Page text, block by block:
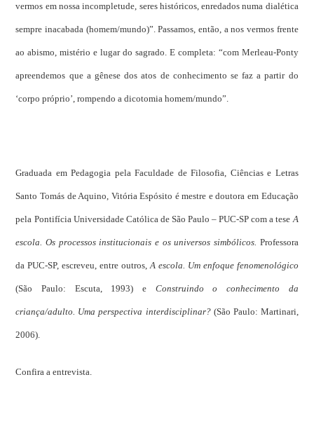
vermos em nossa incompletude, seres históricos, enredados numa dialética
sempre inacabada (homem/mundo)”. Passamos, então, a nos vermos frente
ao abismo, mistério e lugar do sagrado. E completa: “com Merleau-Ponty
apreendemos que a gênese dos atos de conhecimento se faz a partir do
‘corpo próprio’, rompendo a dicotomia homem/mundo”.
Graduada em Pedagogia pela Faculdade de Filosofia, Ciências e Letras
Santo Tomás de Aquino, Vitória Espósito é mestre e doutora em Educação
pela Pontifícia Universidade Católica de São Paulo – PUC-SP com a teseA
escola. Os processos institucionais e os universos simbólicos. Professora
da PUC-SP, escreveu, entre outros,A escola. Um enfoque fenomenológico
(São Paulo: Escuta, 1993) e Construindo o conhecimento da
criança/adulto. Uma perspectiva interdisciplinar?(São Paulo: Martinari,
2006).
Confira a entrevista.